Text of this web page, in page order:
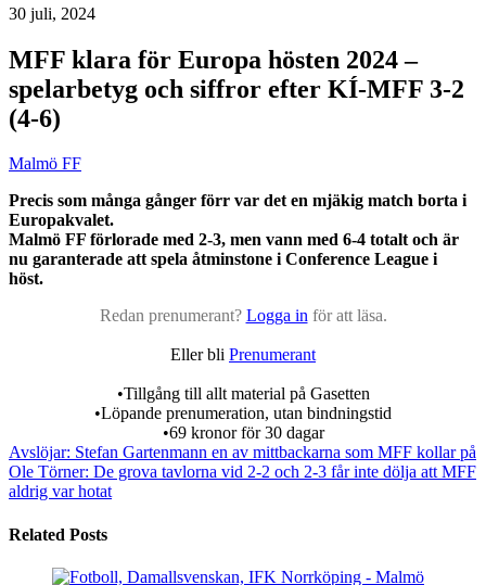
30 juli, 2024
MFF klara för Europa hösten 2024 –
spelarbetyg och siffror efter KÍ-MFF 3-2
(4-6)
Malmö FF
Precis som många gånger förr var det en mjäkig match borta i
Europakvalet.
Malmö FF förlorade med 2-3, men vann med 6-4 totalt och är
nu garanterade att spela åtminstone i Conference League i
höst.
Redan prenumerant? Logga in för att läsa.
Eller bli Prenumerant
•Tillgång till allt material på Gasetten
•Löpande prenumeration, utan bindningstid
•69 kronor för 30 dagar
Avslöjar: Stefan Gartenmann en av mittbackarna som MFF kollar på
Ole Törner: De grova tavlorna vid 2-2 och 2-3 får inte dölja att MFF
aldrig var hotat
Related Posts